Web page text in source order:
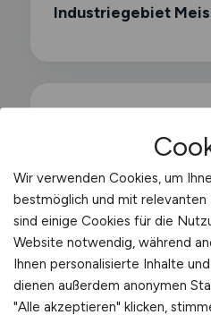
Industriegebiet
Was macht ein
Als
gesamten
Versanddokumente
Übergabe der
Wir verwenden Cookies, um
bestmöglich und mit relevanten
sind einige Cookies für die
Website notwendig, während
Ihnen personalisierte Inhalte
dienen außerdem anonymen
"Alle akzeptieren" klicken,